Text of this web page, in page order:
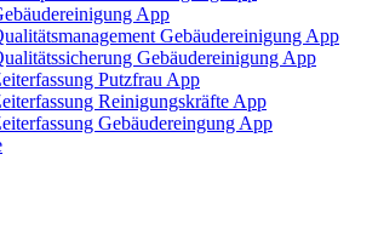
App
Gebäudereinigung App
Gebäudereinigung App
Putzfrau App
Reinigungskräfte App
Gebäudereingung App